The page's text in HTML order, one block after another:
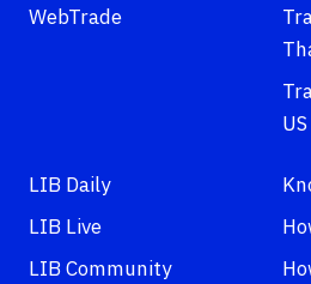
WebTrade
LIB Daily
LIB Live
LIB Community